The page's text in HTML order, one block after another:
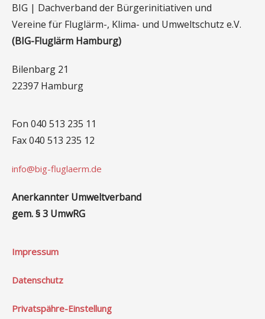
BIG | Dachverband der Bürgerinitiativen und
Vereine für Fluglärm-, Klima- und Umweltschutz e.V.
(BIG-Fluglärm Hamburg)
Bilenbarg 21
22397 Hamburg
Fon 040 513 235 11
Fax 040 513 235 12
info@big-fluglaerm.de
Anerkannter Umweltverband
gem. § 3 UmwRG
Impressum
Datenschutz
Privatspähre-Einstellung